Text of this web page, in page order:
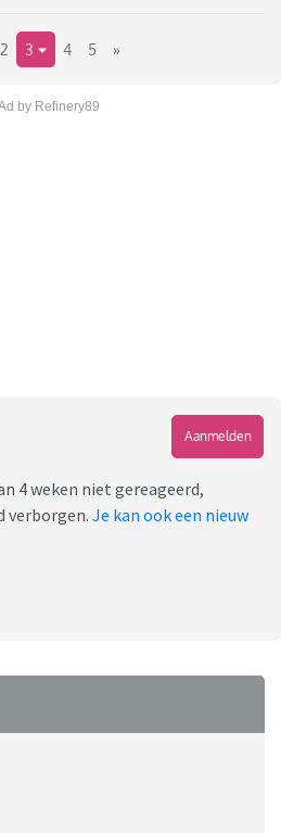
2 3 4 5 »
by Refinery89
Aanmelden
4 weken niet gereageerd,
verborgen. Je kan ook een nieuw